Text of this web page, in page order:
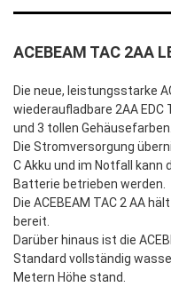
ACEBEAM TAC 2AA
Die neue, leistungsstarke
wiederaufladbare 2AA
und 3 tollen Gehäusefarben.
Die Stromversorgung
C Akku und im Notfall kann
Batterie betrieben werden.
Die ACEBEAM TAC 2 AA
bereit.
Darüber hinaus ist die
Standard vollständig
Metern Höhe stand.